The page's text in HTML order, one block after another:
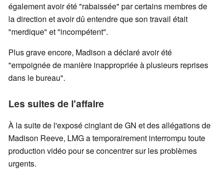
également avoir été "rabaissée" par certains membres de
la direction et avoir dû entendre que son travail était
"merdique" et "incompétent".
Plus grave encore, Madison a déclaré avoir été
"empoignée de manière inappropriée à plusieurs reprises
dans le bureau".
Les suites de l'affaire
À la suite de l'exposé cinglant de GN et des allégations de
Madison Reeve, LMG a temporairement interrompu toute
production vidéo pour se concentrer sur les problèmes
urgents.